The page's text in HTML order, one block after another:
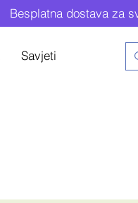
Besplatna dostava za
Savjeti